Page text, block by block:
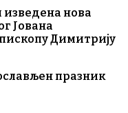
изведена нова
Јована
Димитрију
празник